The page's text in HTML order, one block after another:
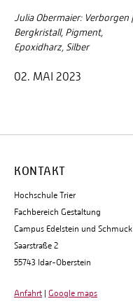
Julia Obermaier: Verborgen |
Bergkristall, Pigment,
Epoxidharz, Silber
02. MAI 2023
KONTAKT
Hochschule Trier
Fachbereich Gestaltung
Campus Edelstein und Schmuck
Saarstraße 2
55743 Idar-Oberstein
Anfahrt Google maps